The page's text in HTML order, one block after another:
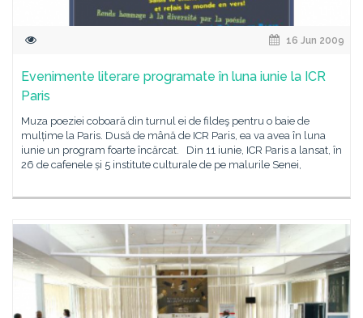
16 Jun 2009
Evenimente literare programate în luna iunie la ICR
Paris
Muza poeziei coboară din turnul ei de fildeş pentru o baie de
mulțime la Paris. Dusă de mână de ICR Paris, ea va avea în luna
iunie un program foarte încărcat. Din 11 iunie, ICR Paris a lansat, în
26 de cafenele și 5 institute culturale de pe malurile Senei,